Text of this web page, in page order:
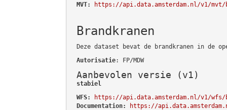
MVT:
https://api.data.amsterdam.nl/v1/mvt/
Brandkranen
Deze dataset bevat de brandkranen in de
Autorisatie: FP/MDW
Aanbevolen versie (v1)
stabiel
WFS:
https://api.data.amsterdam.nl/v1/wfs/
Documentation:
https://